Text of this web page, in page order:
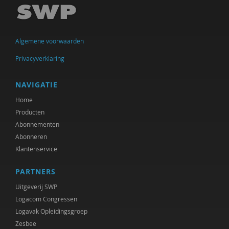
Marjon de Boer-Bruggink
Isolde De Groot
Isolde de Groot
Tryntsje de Groot
Sam de Nijs
Marcel de Rooij
Bald de Vries
Frederique Demeijer
Joep Dohmen
Olivier van Donk
Algemene voorwaarden
Privacyverklaring
NAVIGATIE
Home
Producten
Abonnementen
Abonneren
Klantenservice
PARTNERS
Uitgeverij SWP
Logacom Congressen
Logavak Opleidingsgroep
Zesbee